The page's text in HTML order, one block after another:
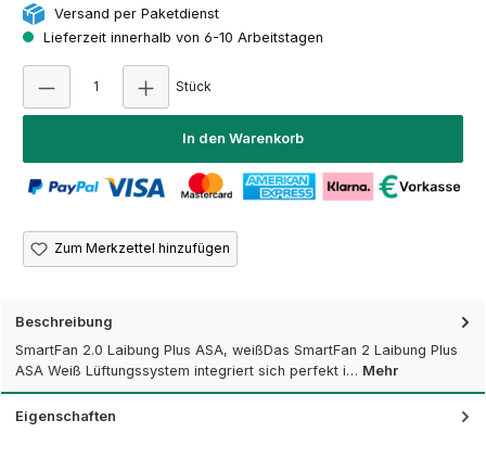
Versand per Paketdienst
Lieferzeit innerhalb von 6-10 Arbeitstagen
Stück
In den Warenkorb
Zum Merkzettel hinzufügen
Beschreibung
SmartFan 2.0 Laibung Plus ASA, weißDas SmartFan 2 Laibung Plus
ASA Weiß Lüftungssystem integriert sich perfekt i… Mehr
Eigenschaften